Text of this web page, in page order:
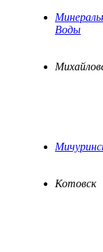
Воды
Котовск